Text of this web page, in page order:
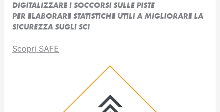
DIGITALIZZARE I SOCCORSI SULLE PISTE
PER ELABORARE STATISTICHE UTILI A MIGLIORARE LA
SICUREZZA SUGLI SCI
Scopri SAFE